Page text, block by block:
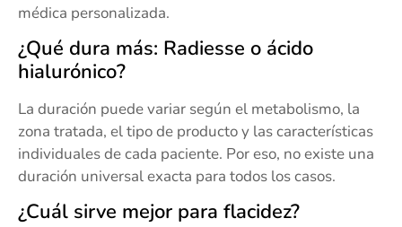
médica personalizada.
¿Qué dura más: Radiesse o ácido
hialurónico?
La duración puede variar según el metabolismo, la
zona tratada, el tipo de producto y las características
individuales de cada paciente. Por eso, no existe una
duración universal exacta para todos los casos.
¿Cuál sirve mejor para flacidez?